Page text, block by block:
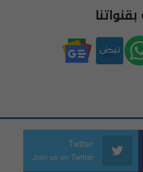
Twitter
Join us on Twitter